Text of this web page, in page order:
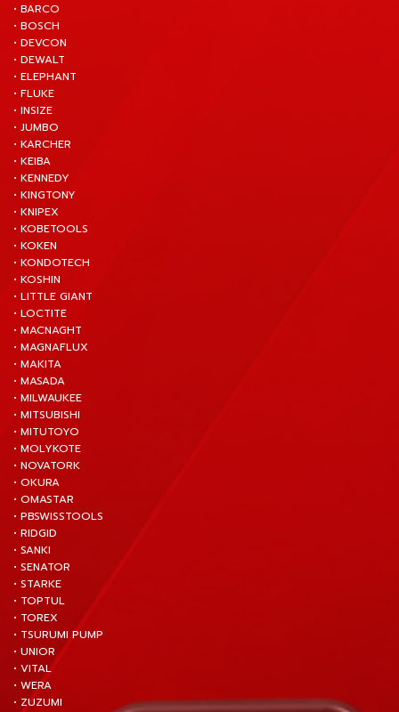
• BARCO
• BOSCH
• DEVCON
• DEWALT
• ELEPHANT
• FLUKE
• INSIZE
• JUMBO
• KARCHER
• KEIBA
• KENNEDY
• KINGTONY
• KNIPEX
• KOBETOOLS
• KOKEN
• KONDOTECH
• KOSHIN
• LITTLE GIANT
• LOCTITE
• MACNAGHT
• MAGNAFLUX
• MAKITA
• MASADA
• MILWAUKEE
• MITSUBISHI
• MITUTOYO
• MOLYKOTE
• NOVATORK
• OKURA
• OMASTAR
• PBSWISSTOOLS
• RIDGID
• SANKI
• SENATOR
• STARKE
• TOPTUL
• TOREX
• TSURUMI PUMP
• UNIOR
• VITAL
• WERA
• ZUZUMI